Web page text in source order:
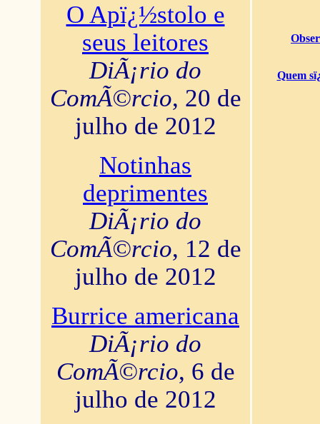
O Apï¿½stolo e
seus leitores
DiÃ¡rio do
ComÃ©rcio, 20 de
julho de 2012
Notinhas
deprimentes
DiÃ¡rio do
ComÃ©rcio, 12 de
julho de 2012
Burrice americana
DiÃ¡rio do
ComÃ©rcio, 6 de
julho de 2012
Quem